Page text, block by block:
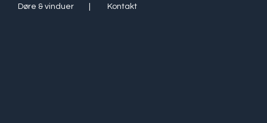
Døre & vinduer Kontakt